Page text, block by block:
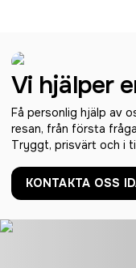
Vi hjälper
Få personlig hjälp av
resan, från första
Tryggt, prisvärt och i
KONTAKTA OSS